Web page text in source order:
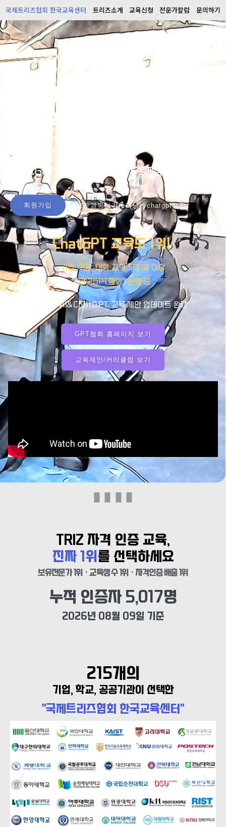
국제트리즈협회 한국교육센터 트리즈소개 교육신청 전문가칼럼 문의하기
국제트리즈협회 한국교육센터
기술혁신 교육기관
.
회원가입시,
ChatGPT, TRIZ 활용 매뉴얼 무료제공
회원가입 모든과목보기(e러닝), chatgpt포함
ChatGPT 교육도 1위!
기업, 기관, 대학 강의 500회 이상
“한국GPT협회” 운영 중
4년 AI&ChatGPT교육 제안 업데이트 완료
GPT협회 홈페이지 보기
교육제안/커리큘럼 보기
TRIZ 자격 인증 교육,
진짜 1위 를 선택하세요
보유전문가 1위 · 교육생 수 1위 · 자격인증 배출 1위
2026년 08월 09일 기준
누적 인증자 5,017명
215개의
기업, 학교, 공공기관이 선택한
"국제트리즈협회 한국교육센터"